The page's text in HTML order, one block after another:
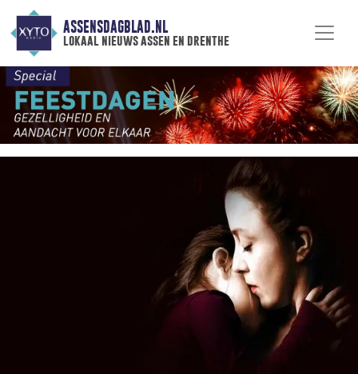
ASSENSDAGBLAD.NL
lokaal nieuws assen en drenthe